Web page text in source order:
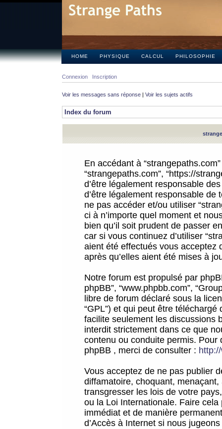
HOME PHYSIQUE CALCUL PHILOSOPHIE
Connexion Inscription
Voir les messages sans réponse | Voir les sujets actifs
Index du forum
En accédant à
“strangepaths.com”, “https://
d’être légalement responsable
d’être légalement responsable
ne pas accéder et/ou utiliser
ci à n’importe quel moment et
bien qu’il soit prudent de passer
car si vous continuez d’utiliser
aient été effectués vous acceptez
après qu’elles aient été mises à
Notre forum est propulsé par
phpBB”, “www.phpbb.com”,
libre de forum déclaré sous la
“GPL”) et qui peut être téléchargé
facilite seulement les discussions
interdit strictement dans ce que
contenu ou conduite permis.
phpBB , merci de consulter :
Vous acceptez de ne pas publier
diffamatoire, choquant,
transgresser les lois de votre
ou la Loi Internationale. Faire
immédiat et de manière
d’Accès à Internet si nous